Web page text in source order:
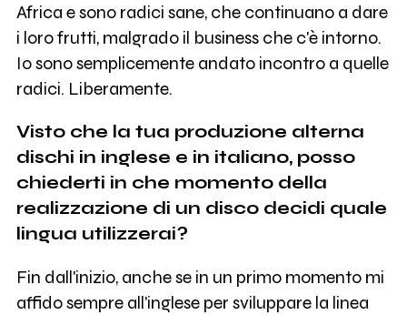
Africa e sono radici sane, che continuano a dare
i loro frutti, malgrado il business che c'è intorno.
Io sono semplicemente andato incontro a quelle
radici. Liberamente.
Visto che la tua produzione alterna
dischi in inglese e in italiano, posso
chiederti in che momento della
realizzazione di un disco decidi quale
lingua utilizzerai?
Fin dall'inizio, anche se in un primo momento mi
affido sempre all'inglese per sviluppare la linea